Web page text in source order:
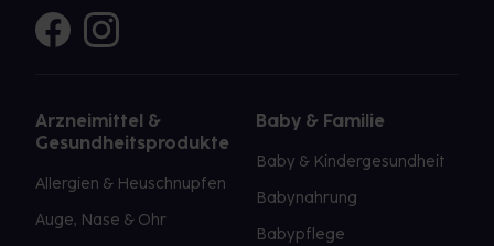
Arzneimittel &
Gesundheitsprodukte
Allergien & Heuschnupfen
Auge, Nase & Ohr
Baby & Familie
Baby & Kindergesundheit
Babynahrung
Babypflege